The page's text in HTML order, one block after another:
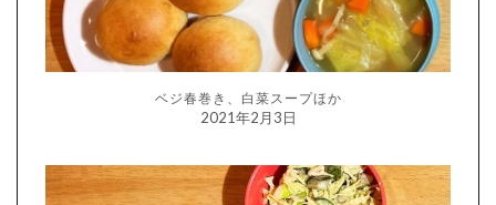
ベジ春巻き、白菜スープほか
2021年2月3日